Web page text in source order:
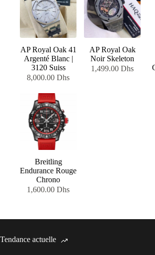
AP Royal Oak 41
Argenté Blanc |
3120 Suiss
8,000.00Dhs
AP Royal Oak
Noir Skeleton
1,499.00Dhs
Breitling
Endurance Rouge
Chrono
1,600.00Dhs
Tendance actuelle